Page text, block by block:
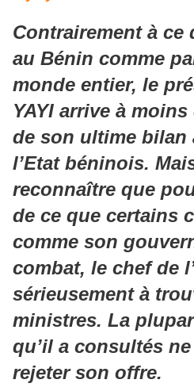
Contrairement à ce
au Bénin comme
monde entier, le
YAYI arrive à
de son ultime bilan
l’Etat béninois.
reconnaître que
de ce que certains
comme son
combat, le chef de
sérieusement à
ministres. La
qu’il a consultés
rejeter son offre.